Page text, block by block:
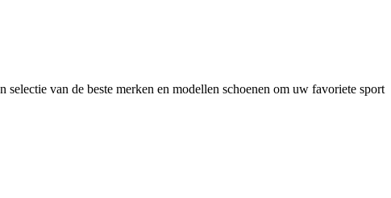
van de beste merken en modellen schoenen om uw favoriete sport